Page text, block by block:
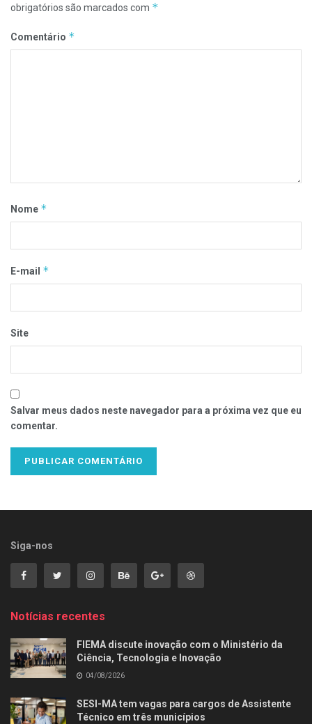
obrigatórios são marcados com *
Comentário *
Nome *
E-mail *
Site
Salvar meus dados neste navegador para a próxima vez que eu
comentar.
Siga-nos
Notícias recentes
FIEMA discute inovação com o Ministério da
Ciência, Tecnologia e Inovação
04/08/2026
SESI-MA tem vagas para cargos de Assistente
Técnico em três municípios